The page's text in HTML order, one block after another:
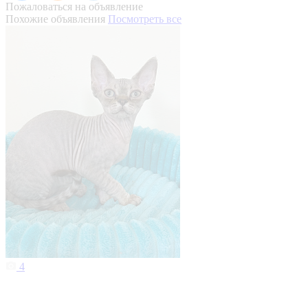
Пожаловаться на объявление
Похожие объявления Посмотреть все
4